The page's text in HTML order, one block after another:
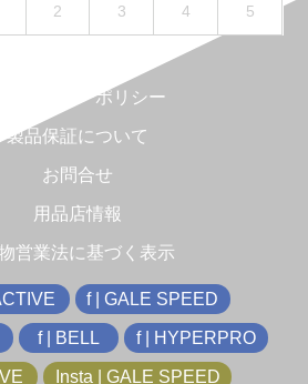
2 3 4 5
ライバシーポリシー
製品保証について
お問合せ
用品店情報
営業法に基づく表示
f | GALE SPEED
f | BELL f | HYPERPRO
Insta | GALE SPEED